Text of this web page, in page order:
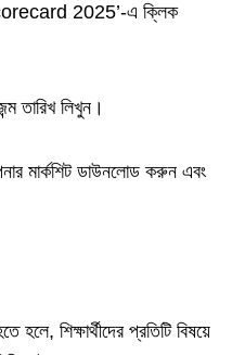
2025’-এ ক্লিক
তারিখ লিখুন।
মার্কশিট ডাউনলোড করুন এবং
হলে, শিক্ষার্থীদের প্রতিটি বিষয়ে